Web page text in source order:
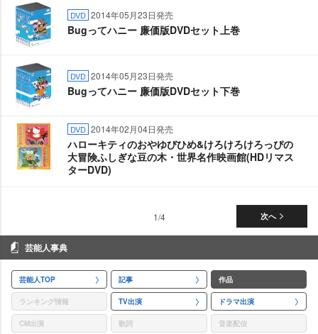
DVD 2014年05月23日発売
Bugってハニー 廉価版DVDセット上巻
DVD 2014年05月23日発売
Bugってハニー 廉価版DVDセット下巻
DVD 2014年02月04日発売
ハローキティのおやゆびひめ&けろけろけろっぴの
大冒険ふしぎな豆の木・世界名作映画館(HDリマス
ターDVD)
次へ
1/4
芸能人事典
芸能人TOP 記事 作品
ランキング情報 TV出演 ドラマ出演
CM出演 歌詞 音楽配信